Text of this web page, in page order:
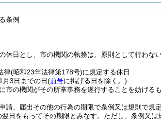
条例
休日とし、市の機関の執務は、原則として行わない
律(昭和23年法律第178号)に規定する休日
月3日までの日(前号に掲げる日を除く。)
市の機関がその所掌事務を遂行することを妨げるも
請、届出その他の行為の期限で条例又は規則で規
日をもってその期限とみなす。 ただし、条例又は